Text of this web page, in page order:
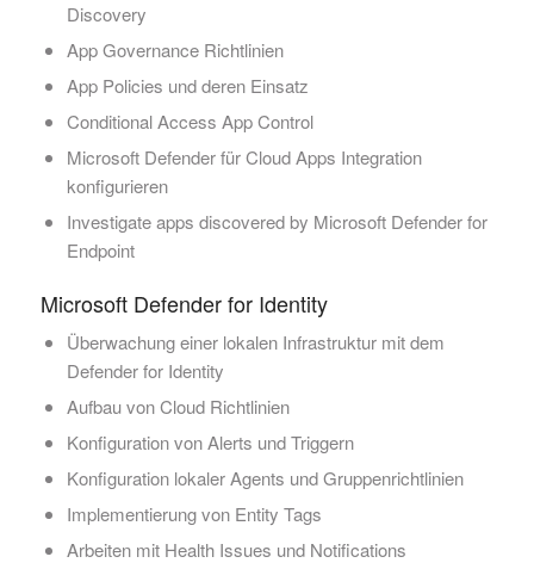
Discovery
App Governance Richtlinien
App Policies und deren Einsatz
Conditional Access App Control
Microsoft Defender für Cloud Apps Integration
konfigurieren
Investigate apps discovered by Microsoft Defender for
Endpoint
Microsoft Defender for Identity
Überwachung einer lokalen Infrastruktur mit dem
Defender for Identity
Aufbau von Cloud Richtlinien
Konfiguration von Alerts und Triggern
Konfiguration lokaler Agents und Gruppenrichtlinien
Implementierung von Entity Tags
Arbeiten mit Health Issues und Notifications